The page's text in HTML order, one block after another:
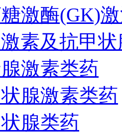
激酶(GK)
素及抗甲
激素类药
腺激素类药
腺类药